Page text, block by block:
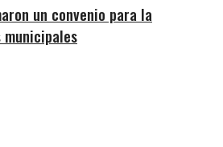
un convenio para la